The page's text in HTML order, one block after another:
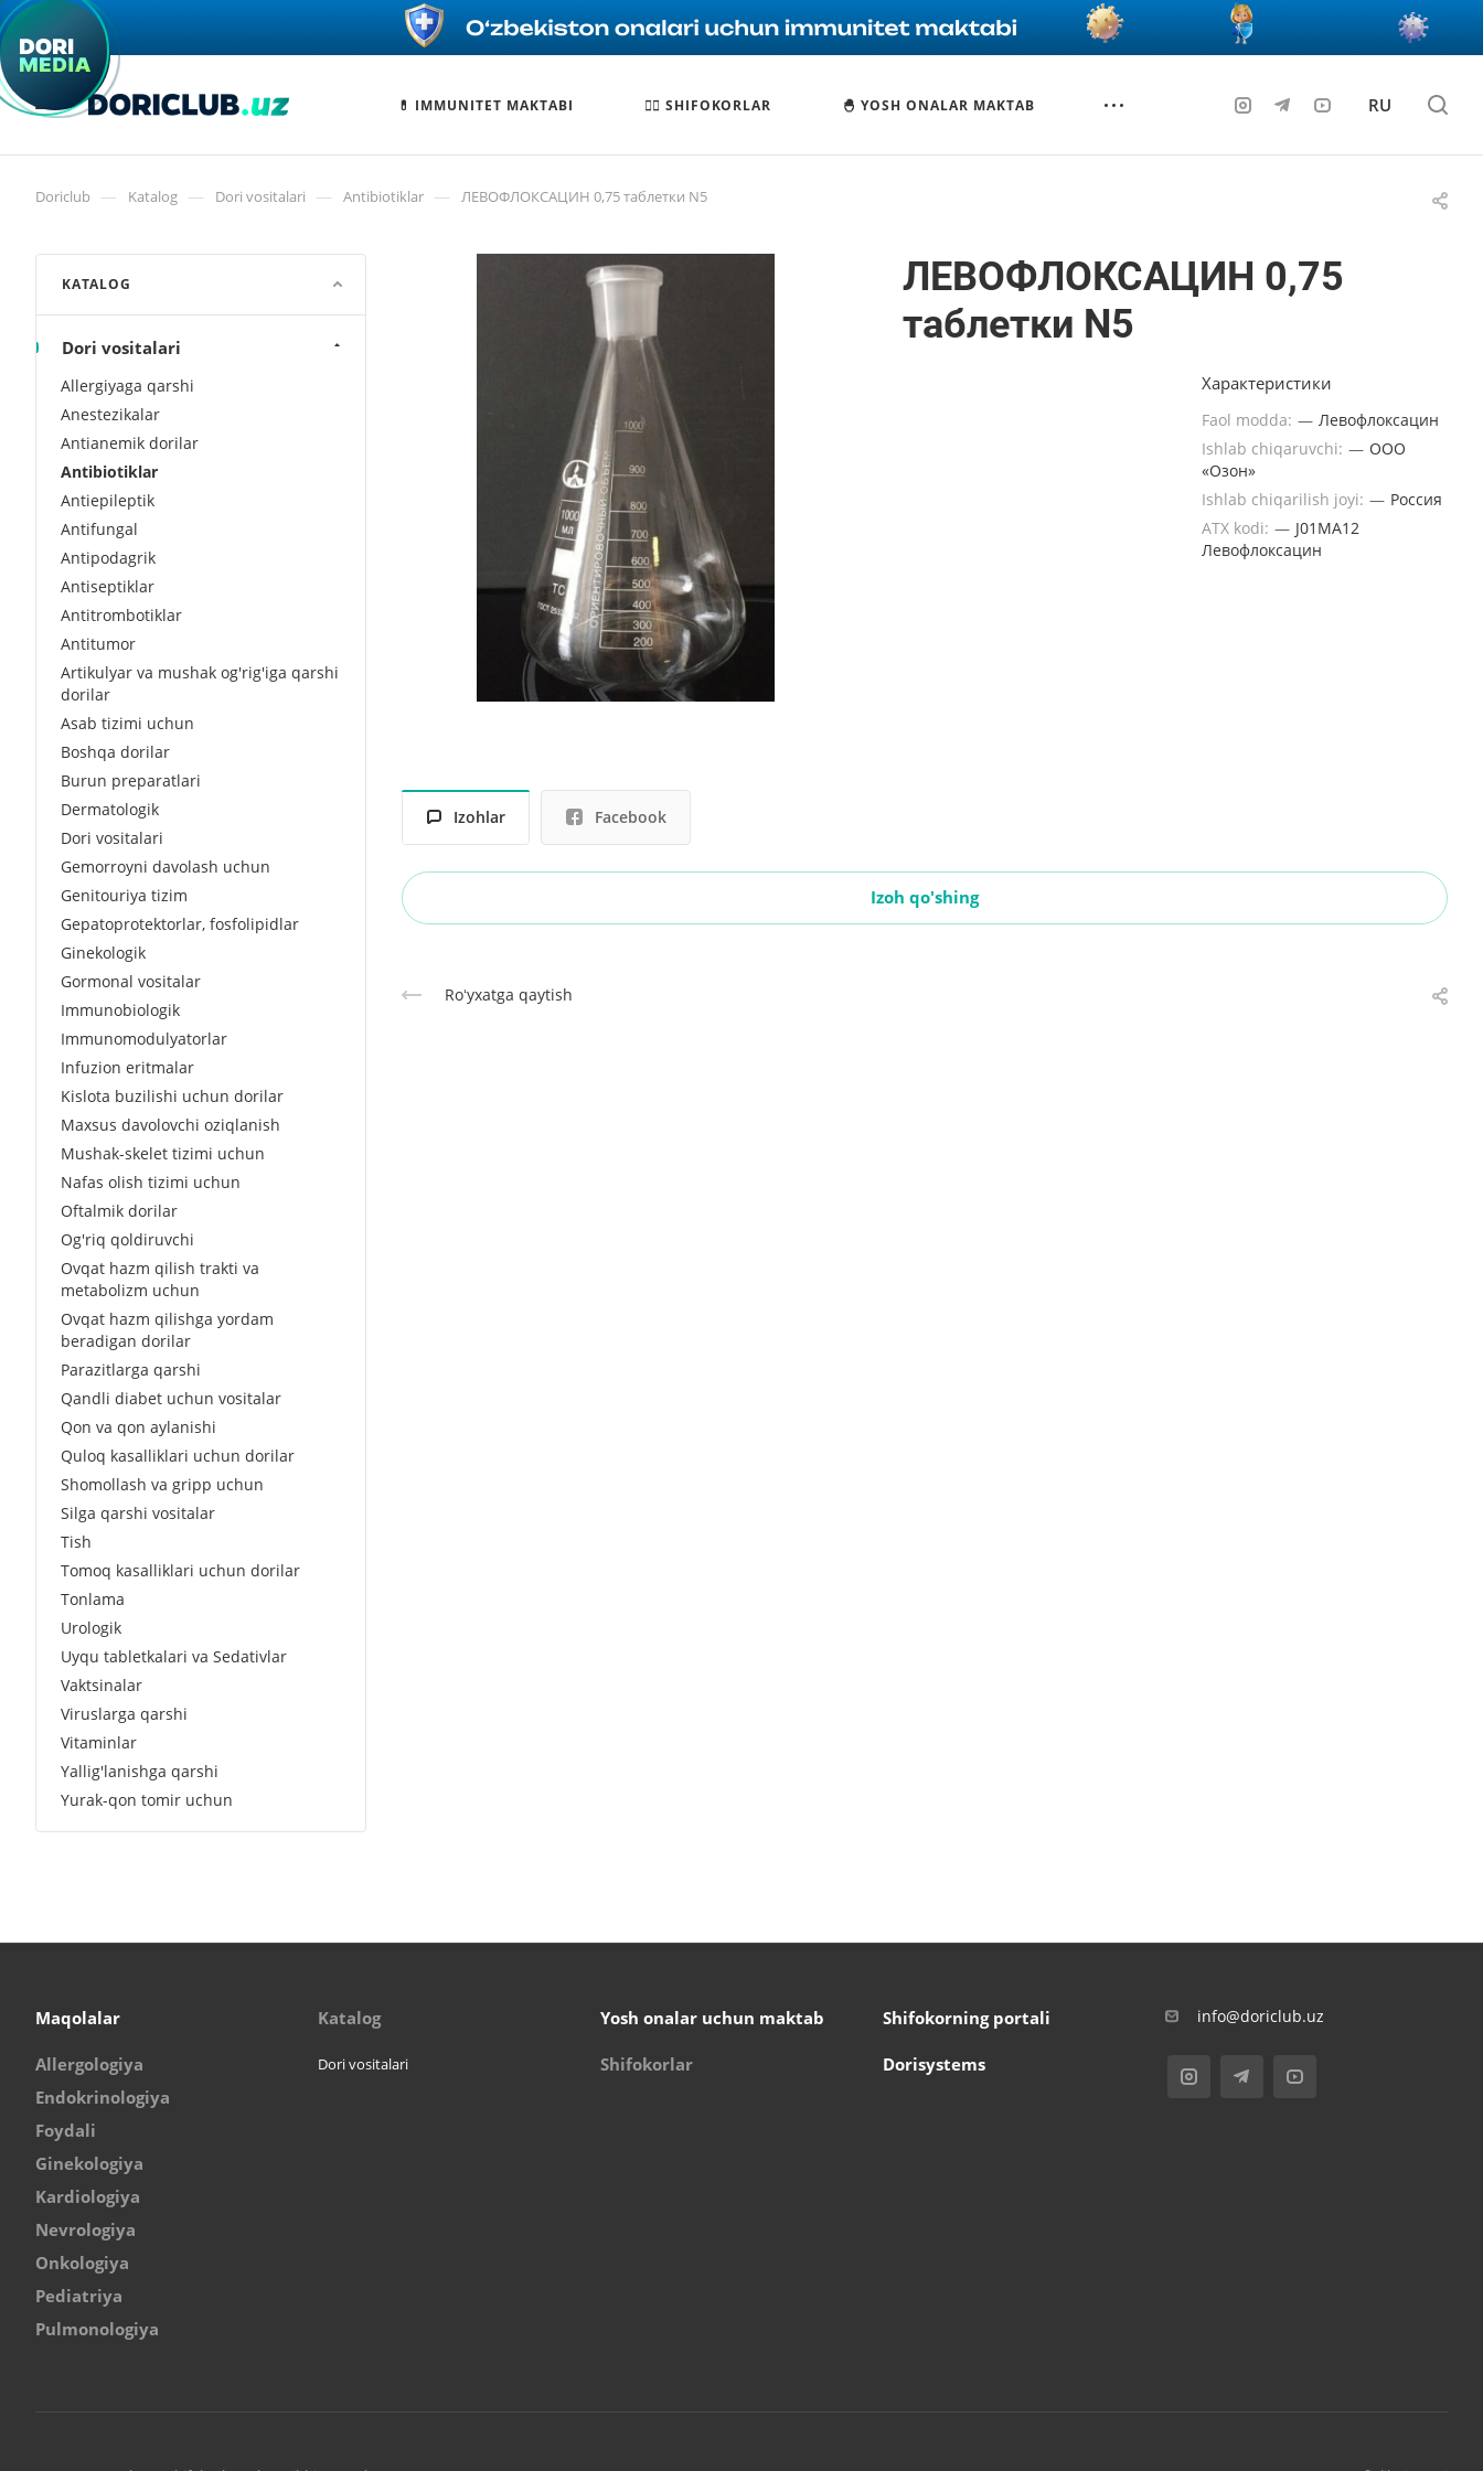
💊 IMMUNITET MAKTABI 🧑‍⚕️ SHIFOKORLAR 🐣 YOSH ONALAR MAKTAB RU
Doriclub — Katalog — Dori vositalari — Antibiotiklar — ЛЕВОФЛОКСАЦИН 0,75 таблетки N5
ЛЕВОФЛОКСАЦИН 0,75
таблетки N5
Характеристики
Faol modda: — Левофлоксацин
Ishlab chiqaruvchi: — ООО
«Озон»
Ishlab chiqarilish joyi: — Россия
ATX kodi: — J01MA12
Левофлоксацин
Izohlar Facebook
Izoh qo'shing
Roʻyxatga qaytish
KATALOG
Dori vositalari
Allergiyaga qarshi
Anestezikalar
Antianemik dorilar
Antibiotiklar
Antiepileptik
Antifungal
Antipodagrik
Antiseptiklar
Antitrombotiklar
Antitumor
Artikulyar va mushak og'rig'iga qarshi
dorilar
Asab tizimi uchun
Boshqa dorilar
Burun preparatlari
Dermatologik
Dori vositalari
Gemorroyni davolash uchun
Genitouriya tizim
Gepatoprotektorlar, fosfolipidlar
Ginekologik
Gormonal vositalar
Immunobiologik
Immunomodulyatorlar
Infuzion eritmalar
Kislota buzilishi uchun dorilar
Maxsus davolovchi oziqlanish
Mushak-skelet tizimi uchun
Nafas olish tizimi uchun
Oftalmik dorilar
Og'riq qoldiruvchi
Ovqat hazm qilish trakti va
metabolizm uchun
Ovqat hazm qilishga yordam
beradigan dorilar
Parazitlarga qarshi
Qandli diabet uchun vositalar
Qon va qon aylanishi
Quloq kasalliklari uchun dorilar
Shomollash va gripp uchun
Silga qarshi vositalar
Tish
Tomoq kasalliklari uchun dorilar
Tonlama
Urologik
Uyqu tabletkalari va Sedativlar
Vaktsinalar
Viruslarga qarshi
Vitaminlar
Yallig'lanishga qarshi
Yurak-qon tomir uchun
Maqolalar
Allergologiya
Endokrinologiya
Foydali
Ginekologiya
Kardiologiya
Nevrologiya
Onkologiya
Pediatriya
Pulmonologiya
Katalog
Dori vositalari
Yosh onalar uchun maktab
Shifokorlar
Shifokorning portali
Dorisystems
info@doriclub.uz